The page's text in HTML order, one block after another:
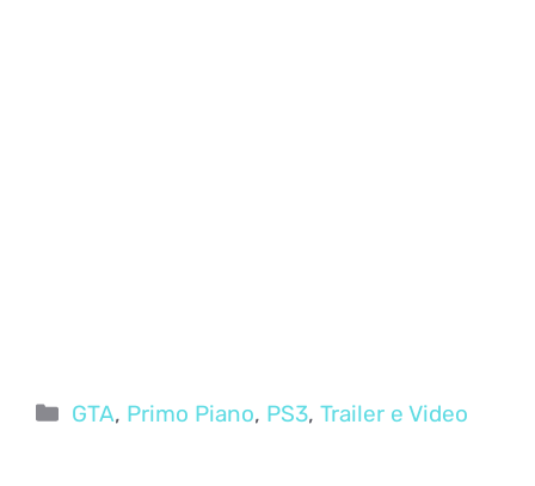
Categorie
GTA, Primo Piano, PS3,Trailer e Video